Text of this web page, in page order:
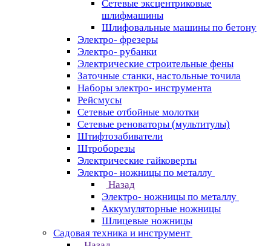
Сетевые эксцентриковые
шлифмашины
Шлифовальные машины по бетону
Электро- фрезеры
Электро- рубанки
Электрические строительные фены
Заточные станки, настольные точила
Наборы электро- инструмента
Рейсмусы
Сетевые отбойные молотки
Сетевые реноваторы (мультитулы)
Штифтозабиватели
Штроборезы
Электрические гайковерты
Электро- ножницы по металлу
Назад
Электро- ножницы по металлу
Аккумуляторные ножницы
Шлицевые ножницы
Cадовая техника и инструмент